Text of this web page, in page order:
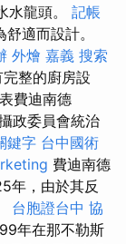
水龍頭。 記帳
適而設計。
外燴 嘉義 搜索
整的廚房設
費迪南德
政委員會統治
鍵字 台中國術
費迪南德
年，由於其反
台胞證台中 協
年在那不勒斯